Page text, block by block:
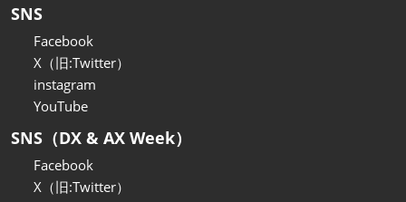
SNS
Facebook
X（旧:Twitter）
instagram
YouTube
SNS（DX & AX Week）
Facebook
X（旧:Twitter）